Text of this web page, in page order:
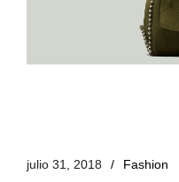
julio 31, 2018 Fashion